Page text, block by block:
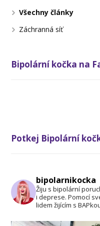
Všechny články
Záchranná síť
Bipolární kočka na
Potkej Bipolární
bipolarnikocka
Žiju s bipolární
i deprese. Pomocí
lidem žijícím s